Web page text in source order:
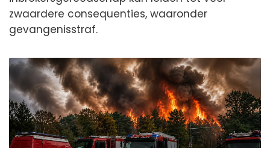
zwaardere consequenties, waaronder
gevangenisstraf.